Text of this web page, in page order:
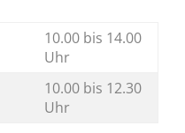
10.00 bis 14.00
Uhr
10.00 bis 12.30
Uhr